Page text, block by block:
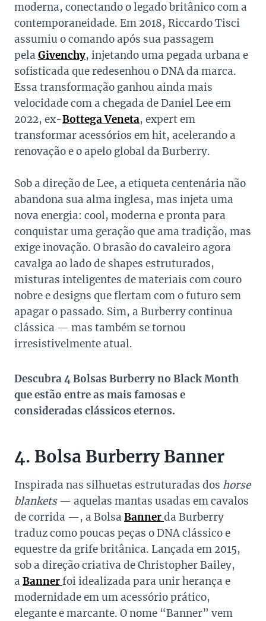
moderna, conectando o legado britânico com a
contemporaneidade. Em 2018, Riccardo Tisci
assumiu o comando após sua passagem
pela Givenchy, injetando uma pegada urbana e
sofisticada que redesenhou o DNA da marca.
Essa transformação ganhou ainda mais
velocidade com a chegada de Daniel Lee em
2022, ex-Bottega Veneta, expert em
transformar acessórios em hit, acelerando a
renovação e o apelo global da Burberry.
Sob a direção de Lee, a etiqueta centenária não
abandona sua alma inglesa, mas injeta uma
nova energia: cool, moderna e pronta para
conquistar uma geração que ama tradição, mas
exige inovação. O brasão do cavaleiro agora
cavalga ao lado de shapes estruturados,
misturas inteligentes de materiais com couro
nobre e designs que flertam com o futuro sem
apagar o passado. Sim, a Burberry continua
clássica — mas também se tornou
irresistivelmente atual.
Descubra 4 Bolsas Burberry no Black Month
que estão entre as mais famosas e
consideradas clássicos eternos.
4. Bolsa Burberry Banner
Inspirada nas silhuetas estruturadas dos horse
blankets— aquelas mantas usadas em cavalos
de corrida —, a Bolsa Bannerda Burberry
traduz como poucas peças o DNA clássico e
equestre da grife britânica. Lançada em 2015,
sob a direção criativa de Christopher Bailey,
a Bannerfoi idealizada para unir herança e
modernidade em um acessório prático,
elegante e marcante. O nome “Banner” vem